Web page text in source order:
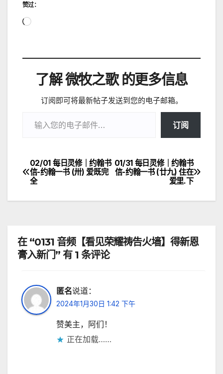
赞过：
正
载…
了解 微牧之歌 的更多信息
订阅即可将最新帖子发送到您的电子邮箱。
订阅
文
章
01/31 每日灵修｜约翰书
信-约翰一书 (廿九) 住在
爱里.下
02/01 每日灵修｜约翰书
信-约翰一书 (卅) 爱既完
全
在 “0131 音频【看见荣耀祷告火墙】得新恩
膏入新门” 有 1 条评论
匿名说道：
2024年1月30日 1:42 下午
赞美主，阿们！
正在加载……